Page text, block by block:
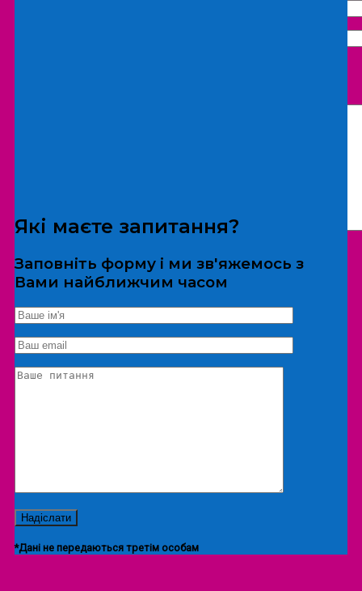
*Дані не передаються третім особам
Екскурсія/локація
Які маєте запитання?
Заповніть форму і ми зв'яжемось з
Вами найближчим часом
*Дані не передаються третім особам